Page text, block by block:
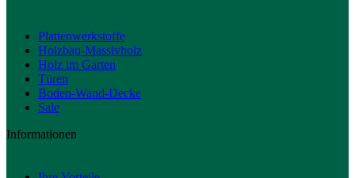
Plattenwerkstoffe
Holzbau-Massivholz
Holz im Garten
Türen
Boden-Wand-Decke
Sale
Informationen